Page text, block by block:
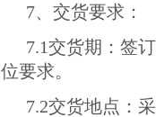
7、交货要求：
7.1交货期： 签
位要求。
7.2交货地点：